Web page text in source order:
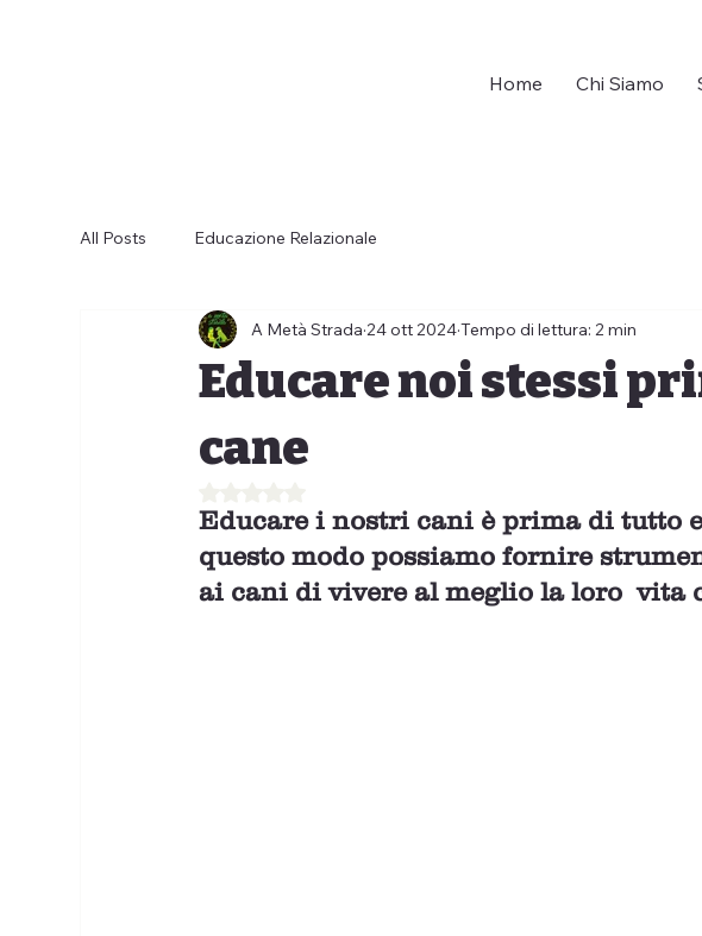
Home Chi Siamo
All Posts Educazione Relazionale
Educare noi stessi
cane
A Metà Strada 24 ott 2024Tempo di lettura: 2 min
Educare i nostri cani è prima di tutto
questo modo possiamo fornire
ai cani di vivere al meglio la loro  vita